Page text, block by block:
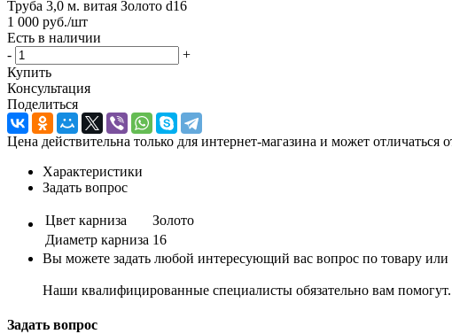
Труба 3,0 м. витая Золото d16
1 000 руб./шт
Есть в наличии
-
+
Купить
Консультация
Поделиться
Цена действительна только для интернет-магазина и может отличаться
Характеристики
Задать вопрос
Цвет карниза
Золото
Диаметр карниза 16
Вы можете задать любой интересующий вас вопрос по товару или
Наши квалифицированные специалисты обязательно вам помогут.
Задать вопрос